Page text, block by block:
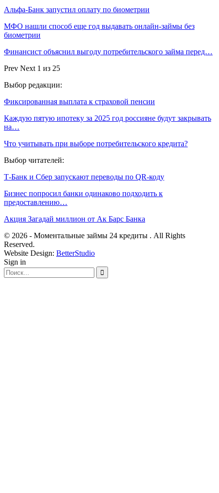
Альфа-Банк запустил оплату по биометрии
МФО нашли способ еще год выдавать онлайн-займы без
биометрии
Финансист объяснил выгоду потребительского займа перед…
Prev Next 1 из 25
Выбор редакции:
Фиксированная выплата к страховой пенсии
Каждую пятую ипотеку за 2025 год россияне будут закрывать
на…
Что учитывать при выборе потребительского кредита?
Выбор читателей:
Т-Банк и Сбер запускают переводы по QR-коду
Бизнес попросил банки одинаково подходить к
предоставлению…
Акция Загадай миллион от Ак Барс Банка
© 2026 - Моментальные займы 24 кредиты . All Rights
Reserved.
Website Design: BetterStudio
Sign in